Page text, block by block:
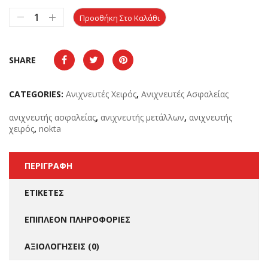
Προσθήκη Στο Καλάθι
SHARE
CATEGORIES: Ανιχνευτές Χειρός, Ανιχνευτές Ασφαλείας
ανιχνευτής ασφαλείας, ανιχνευτής μετάλλων, ανιχνευτής
χειρός, nokta
ΠΕΡΙΓΡΑΦΉ
ΕΤΙΚΈΤΕΣ
ΕΠΙΠΛΈΟΝ ΠΛΗΡΟΦΟΡΊΕΣ
ΑΞΙΟΛΟΓΉΣΕΙΣ (0)